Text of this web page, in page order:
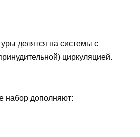
делятся на системы с
циркуляцией.
набор дополняют: